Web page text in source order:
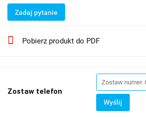
Zadaj pytanie
Pobierz produkt do PDF
Zostaw telefon
Wyślij